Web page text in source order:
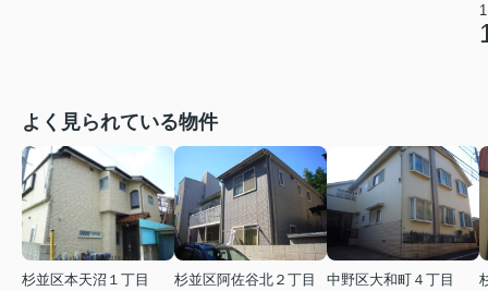
よく見られている物件
杉並区本天沼１丁目
杉並区阿佐谷北２丁目
中野区大和町４丁目